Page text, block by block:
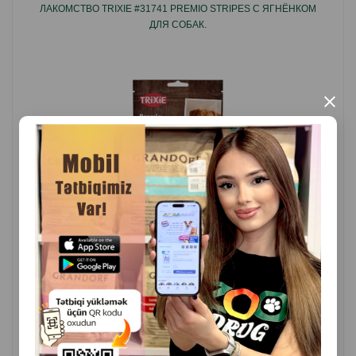
×
ЛАКОМСТВО TRIXIE #31741 PREMIO STRIPES С ЯГНЁНКОМ
ДЛЯ СОБАК.
( Отзывы)
Масса Цена
Купить
1 шт
7.00
КУПИТЬ